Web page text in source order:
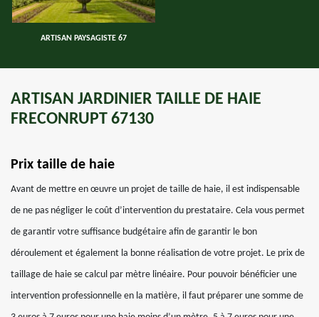
ARTISAN PAYSAGISTE 67
ARTISAN JARDINIER TAILLE DE HAIE
FRECONRUPT 67130
Prix taille de haie
Avant de mettre en œuvre un projet de taille de haie, il est indispensable
de ne pas négliger le coût d’intervention du prestataire. Cela vous permet
de garantir votre suffisance budgétaire afin de garantir le bon
déroulement et également la bonne réalisation de votre projet. Le prix de
taillage de haie se calcul par mètre linéaire. Pour pouvoir bénéficier une
intervention professionnelle en la matière, il faut préparer une somme de